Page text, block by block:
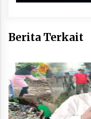
Berita Terkait